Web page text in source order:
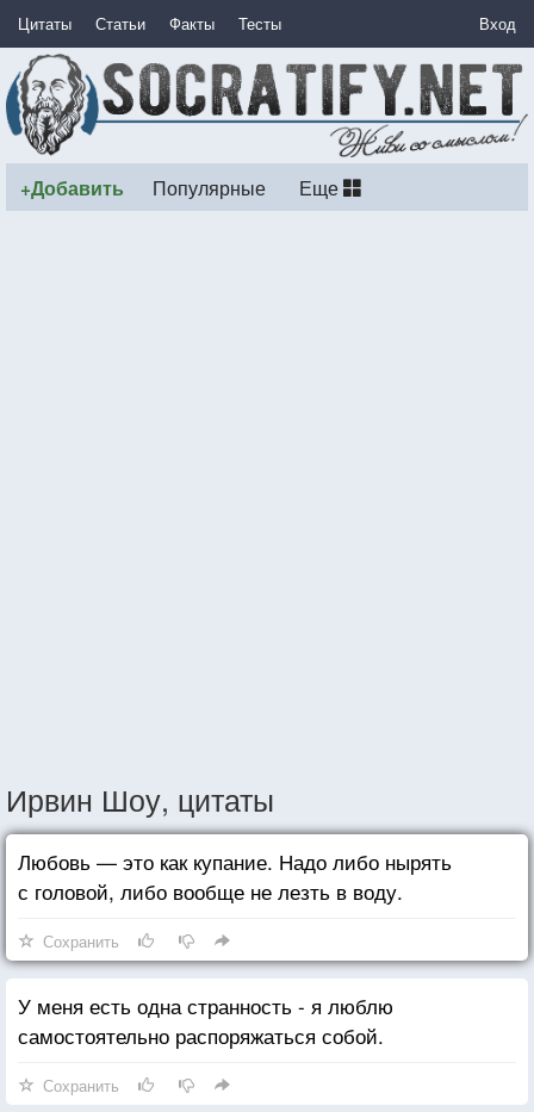
Цитаты Статьи Факты Тесты Вход
+Добавить Популярные Еще
Ирвин Шоу, цитаты
Любовь — это как купание. Надо либо нырять
с головой, либо вообще не лезть в воду.
Сохранить
У меня есть одна странность - я люблю
самостоятельно распоряжаться собой.
Сохранить